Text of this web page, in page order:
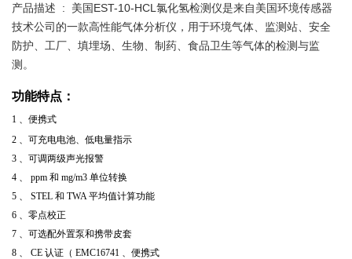
产品描述 : 美国EST-10-HCL氯化氢检测仪是来自美国环境传感器
技术公司的一款高性能气体分析仪，用于环境气体、监测站、安全
防护、工厂、填埋场、生物、制药、食品卫生等气体的检测与监
测。
功能特点：
1
、便携式
2
、可充电电池、低电量指示
3
、可调两级声光报警
4
ppm 和 mg/m3 单位转换
5
STEL 和 TWA 平均值计算功能
6
、零点校正
7
、可选配外置泵和携带皮套
8
CE 认证（ EMC16741 、便携式